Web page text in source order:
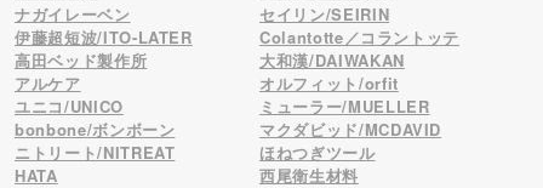
ナガイレーベン
セイリン/SEIRIN
伊藤超短波/ITO-LATER
Colantotte／コラントッテ
高田ベッド製作所
大和漢/DAIWAKAN
アルケア
オルフィット/orfit
ユニコ/UNICO
ミューラー/MUELLER
bonbone/ボンボーン
マクダビッド/MCDAVID
ニトリート/NITREAT
ほねつぎツール
HATA
西尾衛生材料